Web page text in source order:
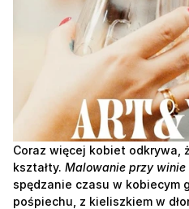
Coraz więcej kobiet odkrywa,
kształty. Malowanie przy winie
spędzanie czasu w kobiecym
pośpiechu, z kieliszkiem w